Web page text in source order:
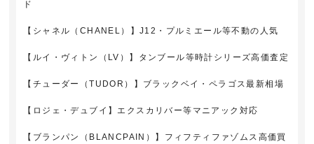
ド
【シャネル（CHANEL）】J12・プルミエール等不動の人気
【ルイ・ヴィトン（LV）】タンブール等時計シリーズ高価査定
【チューダー（TUDOR）】ブラックベイ・ペラゴス最新相場
【ロジェ・デュブイ】エクスカリバー等マニアック対応
【ブランパン（BLANCPAIN）】フィフティファゾムス高価買